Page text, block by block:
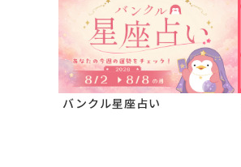
バンクル星座占い